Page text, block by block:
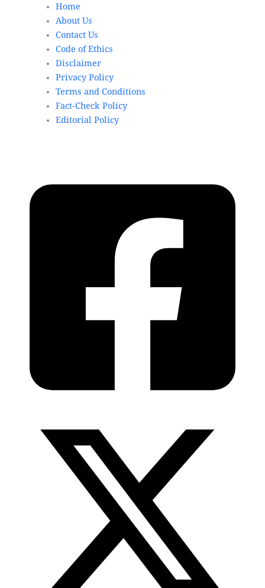
Home
About Us
Contact Us
Code of Ethics
Disclaimer
Privacy Policy
Terms and Conditions
Fact-Check Policy
Editorial Policy